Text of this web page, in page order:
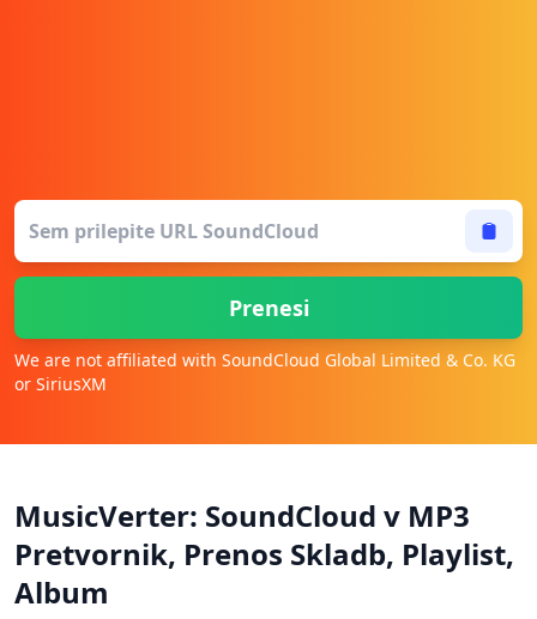
Prenesi
We are not affiliated with SoundCloud Global Limited & Co. KG
or SiriusXM
MusicVerter: SoundCloud v MP3
Pretvornik, Prenos Skladb, Playlist,
Album